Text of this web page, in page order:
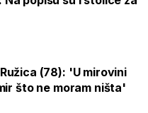
(78): 'U mirovini
što ne moram ništa'